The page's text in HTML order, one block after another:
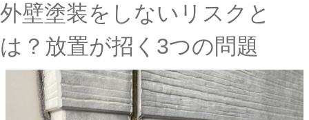
外壁塗装をしないリスクと
は？放置が招く3つの問題